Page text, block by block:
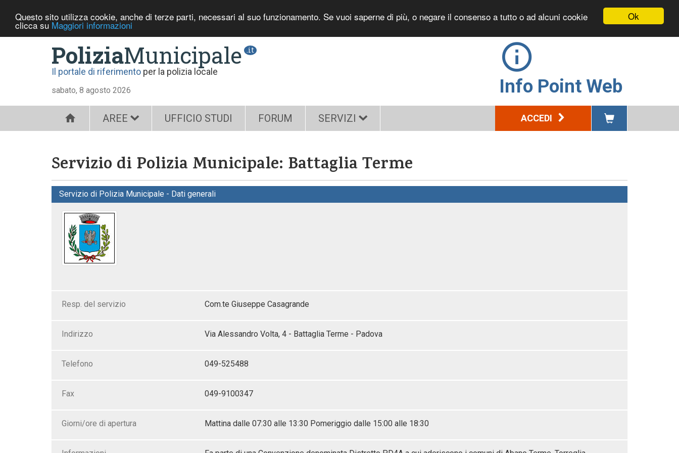
Ok
Questo sito utilizza cookie, anche di terze parti, necessari al suo funzionamento. Se vuoi saperne di più, o negare il consenso a tutto o ad alcuni cookie
clicca su Maggiori informazioni
PoliziaMunicipale .it
Il portale di riferimento per la polizia locale
sabato, 8 agosto 2026 Info Point Web
AREE UFFICIO STUDI FORUM SERVIZI ACCEDI
Servizio di Polizia Municipale: Battaglia Terme
Servizio di Polizia Municipale - Dati generali
Resp. del servizio Com.te Giuseppe Casagrande
Indirizzo Via Alessandro Volta, 4 - Battaglia Terme - Padova
Telefono 049-525488
Fax 049-9100347
Giorni/ore di apertura Mattina dalle 07:30 alle 13:30 Pomeriggio dalle 15:00 alle 18:30